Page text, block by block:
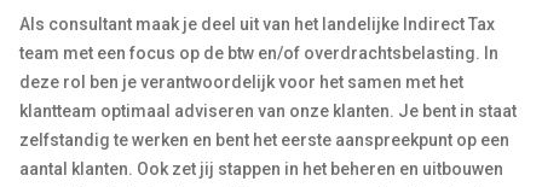
Als consultant maak je deel uit van het landelijke Indirect Tax
team met een focus op de btw en/of overdrachtsbelasting. In
deze rol ben je verantwoordelijk voor het samen met het
klantteam optimaal adviseren van onze klanten. Je bent in staat
zelfstandig te werken en bent het eerste aanspreekpunt op een
aantal klanten. Ook zet jij stappen in het beheren en uitbouwen